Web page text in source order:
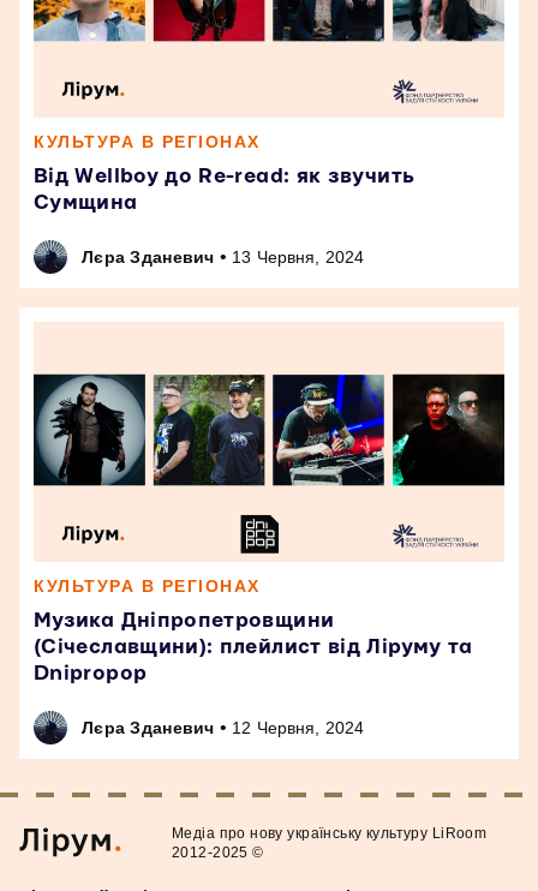
КУЛЬТУРА В РЕГІОНАХ
Від Wellboy до Re-read: як звучить
Сумщина
Лєра Зданевич • 13 Червня, 2024
КУЛЬТУРА В РЕГІОНАХ
Музика Дніпропетровщини
(Січеславщини): плейлист від Ліруму та
Dnipropop
Лєра Зданевич • 12 Червня, 2024
Медiа про нову українську культуру LiRoom
2012-2025 ©